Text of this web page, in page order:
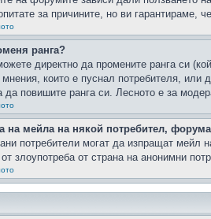
за причините, но ви гарантираме,
ранга?
директно да промените ранга си
мнения, които е пуснал потребителя,
да повишите ранга си. Лесното е за
на мейла на някой потребител,
потребители могат да изпращат мейл
от злоупотреба от страна на анонимни